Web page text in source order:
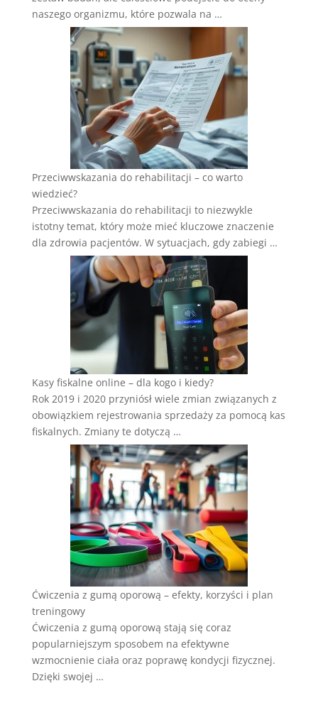
naszego organizmu, które pozwala na …
Przeciwwskazania do rehabilitacji – co warto
wiedzieć?
Przeciwwskazania do rehabilitacji to niezwykle
istotny temat, który może mieć kluczowe znaczenie
dla zdrowia pacjentów. W sytuacjach, gdy zabiegi …
Kasy fiskalne online – dla kogo i kiedy?
Rok 2019 i 2020 przyniósł wiele zmian związanych z
obowiązkiem rejestrowania sprzedaży za pomocą kas
fiskalnych. Zmiany te dotyczą …
Ćwiczenia z gumą oporową – efekty, korzyści i plan
treningowy
Ćwiczenia z gumą oporową stają się coraz
popularniejszym sposobem na efektywne
wzmocnienie ciała oraz poprawę kondycji fizycznej.
Dzięki swojej …